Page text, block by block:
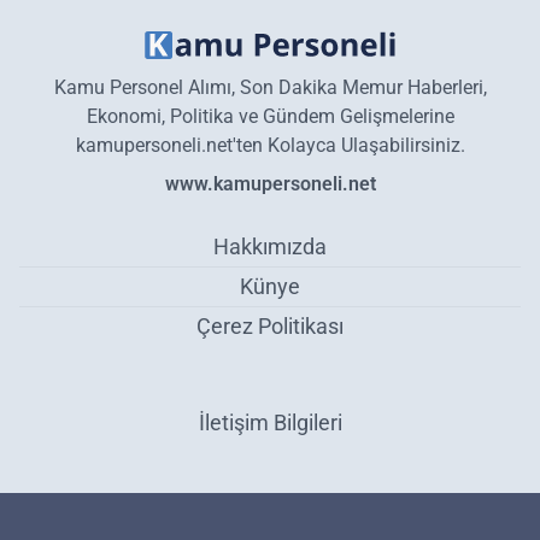
Kamu Personel Alımı, Son Dakika Memur Haberleri,
Ekonomi, Politika ve Gündem Gelişmelerine
kamupersoneli.net'ten Kolayca Ulaşabilirsiniz.
www.kamupersoneli.net
Hakkımızda
Künye
Çerez Politikası
İletişim Bilgileri